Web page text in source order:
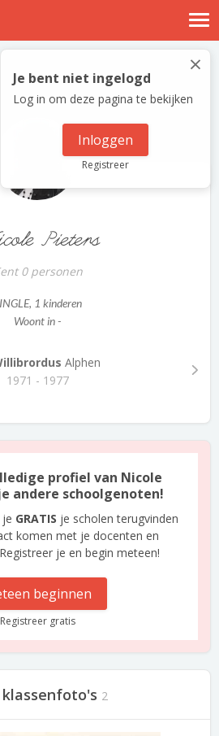
verhalen
Log in
je gratis aan
×
Je bent niet ingelogd
Log in om deze pagina te bekijken
Inloggen
Registreer
Pieters
0 personen
, 1 kinderen
Woont in -
Alphen
1971 - 1977
profiel van Nicole
andere schoolgenoten!
GRATIS je scholen terugvinden
komen met je docenten en
je en begin meteen!
beginnen
Registreer gratis
2